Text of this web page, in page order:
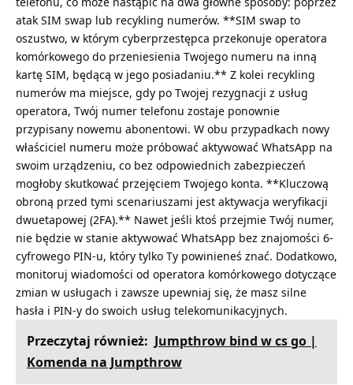
atak SIM swap lub recykling numerów. **SIM swap to
oszustwo, w którym cyberprzestępca przekonuje operatora
komórkowego do przeniesienia Twojego numeru na inną
kartę SIM, będącą w jego posiadaniu.** Z kolei recykling
numerów ma miejsce, gdy po Twojej rezygnacji z usług
operatora, Twój numer telefonu zostaje ponownie
przypisany nowemu abonentowi. W obu przypadkach nowy
właściciel numeru może próbować aktywować WhatsApp na
swoim urządzeniu, co bez odpowiednich zabezpieczeń
mogłoby skutkować przejęciem Twojego konta. **Kluczową
obroną przed tymi scenariuszami jest aktywacja weryfikacji
dwuetapowej (2FA).** Nawet jeśli ktoś przejmie Twój numer,
nie będzie w stanie aktywować WhatsApp bez znajomości 6-
cyfrowego PIN-u, który tylko Ty powinieneś znać. Dodatkowo,
monitoruj wiadomości od operatora komórkowego dotyczące
zmian w usługach i zawsze upewniaj się, że masz silne
hasła i PIN-y do swoich usług telekomunikacyjnych.
Przeczytaj również: Jumpthrow bind w cs go |
Komenda na Jumpthrow